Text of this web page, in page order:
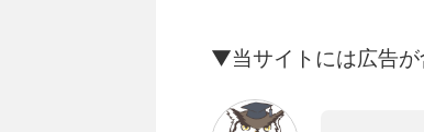
▼当サイトには広告が